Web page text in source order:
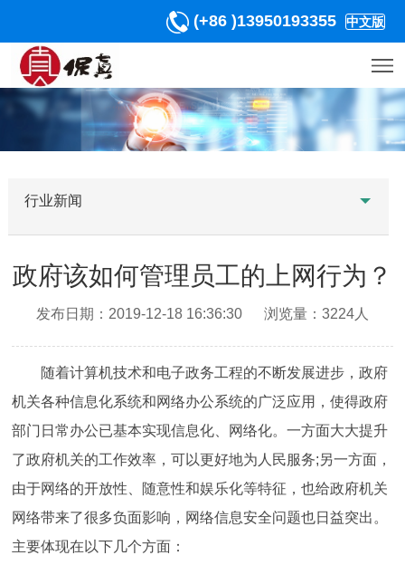
(+86 )13950193355 中文版
行业新闻
政府该如何管理员工的上网行为？
发布日期：2019-12-18 16:36:30 浏览量：3224人
随着计算机技术和电子政务工程的不断发展进步，政府
机关各种信息化系统和网络办公系统的广泛应用，使得政府
部门日常办公已基本实现信息化、网络化。一方面大大提升
了政府机关的工作效率，可以更好地为人民服务;另一方面，
由于网络的开放性、随意性和娱乐化等特征，也给政府机关
网络带来了很多负面影响，网络信息安全问题也日益突出。
主要体现在以下几个方面：